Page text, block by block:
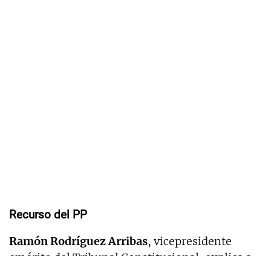
Recurso del PP
Ramón Rodríguez Arribas, vicepresidente